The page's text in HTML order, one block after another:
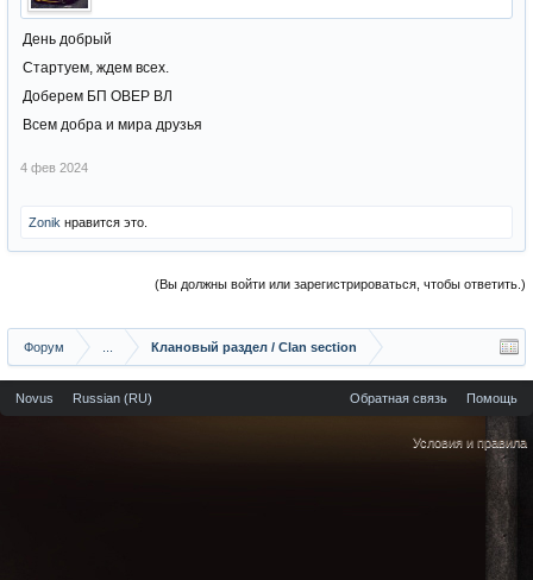
День добрый
Стартуем, ждем всех.
Доберем БП ОВЕР ВЛ
Всем добра и мира друзья
4 фев 2024
Zonik нравится это.
(Вы должны войти или зарегистрироваться, чтобы ответить.)
Форум Клановый раздел / Сlan section
Novus Russian (RU) Обратная связь Помощь
Условия и правила